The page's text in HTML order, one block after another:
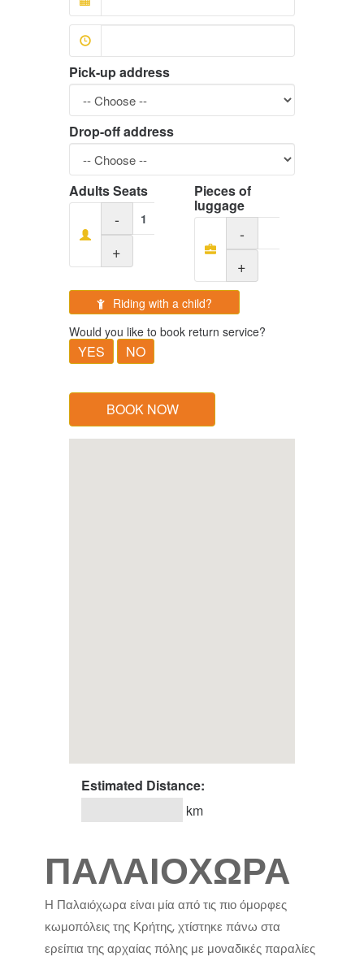
Pick-up address
Drop-off address
Adults Seats
-
+
Pieces of
luggage
-
+
Riding with a child?
Would you like to book return service?
YES NO
Estimated Distance:
km
ΠΑΛΑΙΟΧΩΡΑ
Η Παλαιόχωρα είναι μία από τις πιο όμορφες
κωμοπόλεις της Κρήτης, χτίστηκε πάνω στα
ερείπια της αρχαίας πόλης με μοναδικές παραλίες